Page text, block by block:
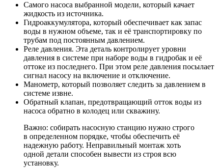
Самого насоса выбранной модели, который качает
жидкость из источника.
Гидроаккумулятора, который обеспечивает как запас
воды в нужном объеме, так и её транспортировку по
трубам под постоянным давлением.
Реле давления. Эта деталь контролирует уровни
давления в системе при наборе воды в гидробак и её
оттоке из последнего. При этом реле давления посылает
сигнал насосу на включение и отключение.
Манометр, который позволяет следить за давлением в
системе извне.
Обратный клапан, предотвращающий отток воды из
насоса обратно в колодец или скважину.
Важно: собирать насосную станцию нужно строго
в определенном порядке, чтобы обеспечить её
надежную работу. Неправильный монтаж хоть
одной детали способен вывести из строя всю
установку.